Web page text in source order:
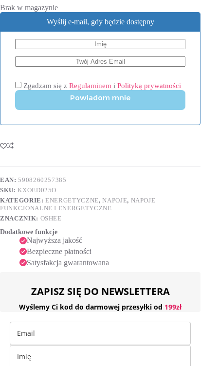
Brak w magazynie
Wyślij e-mail, gdy będzie dostępny
Zgadzam się z Regulaminem i Polityką prywatności
Powiadom mnie
EAN:5908260257385
SKU:KXOED025O
KATEGORIE:ENERGETYCZNE,NAPOJE, NAPOJE
FUNKCJONALNE I ENERGETYCZNE
ZNACZNIK: OSHEE
Dodatkowe funkcje
Najwyższa jakość
Bezpieczne płatności
Satysfakcja gwarantowana
ZAPISZ SIĘ DO NEWSLETTERA
Wyślemy Ci kod do darmowej przesyłki od 199zł